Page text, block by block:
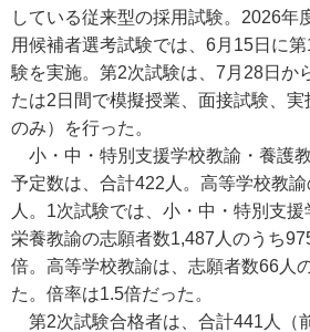
している従来型の採用試験。2026年
用候補者選考試験では、6月15日に
験を実施。第2次試験は、7月28日か
たは2日間で模擬授業、面接試験、
のみ）を行った。
小・中・特別支援学校教諭・養護
予定数は、合計422人。高等学校教
人。1次試験では、小・中・特別支援
栄養教諭の志願者数1,487人のうち
倍。高等学校教諭は、志願者数66人
た。倍率は1.5倍だった。
第2次試験合格者は、合計441人（